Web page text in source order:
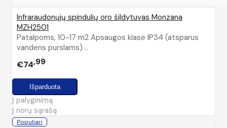
Infraraudonųjų spindulių oro šildytuvas Monzana
MZH2501
Patalpoms, 10-17 m2 Apsaugos klasė IP34 (atsparus
vandens purslams) ..
€74 99
Į palyginimą
Į norų sąrašą
Populiari